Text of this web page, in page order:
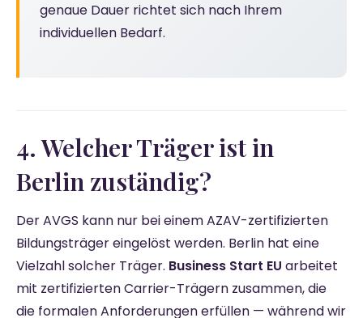
genaue Dauer richtet sich nach Ihrem
individuellen Bedarf.
4. Welcher Träger ist in
Berlin zuständig?
Der AVGS kann nur bei einem AZAV-zertifizierten
Bildungsträger eingelöst werden. Berlin hat eine
Vielzahl solcher Träger. Business Start EU arbeitet
mit zertifizierten Carrier-Trägern zusammen, die
die formalen Anforderungen erfüllen — während wir